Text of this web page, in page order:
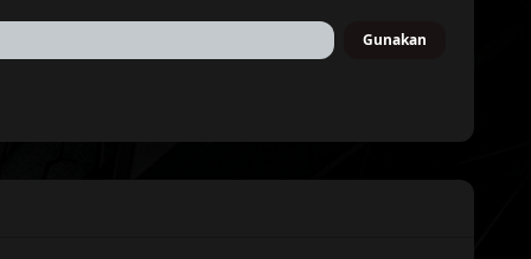
Bank Sahabat Sampoerna
Gunakan